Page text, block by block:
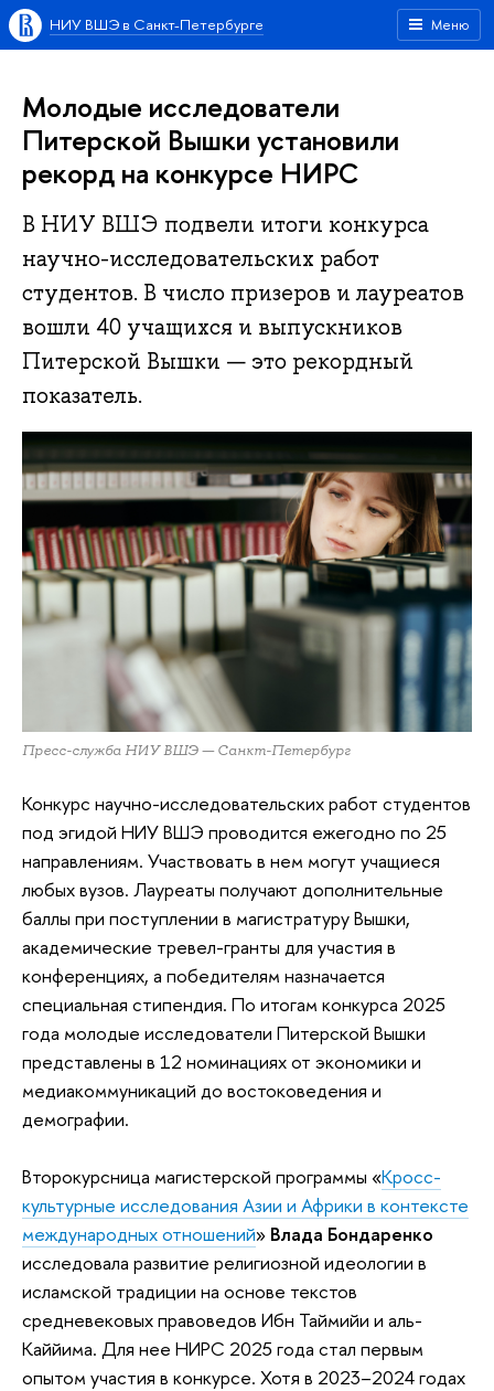
Меню
НИУ ВШЭ в Санкт-Петербурге
Молодые исследователи
Питерской Вышки установили
рекорд на конкурсе НИРС
В НИУ ВШЭ подвели итоги конкурса
научно-исследовательских работ
студентов. В число призеров и лауреатов
вошли 40 учащихся и выпускников
Питерской Вышки — это рекордный
показатель.
Пресс-служба НИУ ВШЭ — Санкт-Петербург
Конкурс научно-исследовательских работ студентов
под эгидой НИУ ВШЭ проводится ежегодно по 25
направлениям. Участвовать в нем могут учащиеся
любых вузов. Лауреаты получают дополнительные
баллы при поступлении в магистратуру Вышки,
академические тревел-гранты для участия в
конференциях, а победителям назначается
специальная стипендия. По итогам конкурса 2025
года молодые исследователи Питерской Вышки
представлены в 12 номинациях от экономики и
медиакоммуникаций до востоковедения и
демографии.
Второкурсница магистерской программы «Кросс-
культурные исследования Азии и Африки в контексте
международных отношений» Влада Бондаренко
исследовала развитие религиозной идеологии в
исламской традиции на основе текстов
средневековых правоведов Ибн Таймийи и аль-
Каййима. Для нее НИРС 2025 года стал первым
опытом участия в конкурсе. Хотя в 2023–2024 годах